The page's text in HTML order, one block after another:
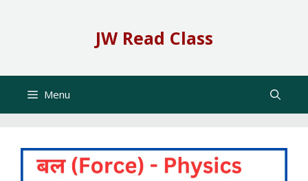
JW Read Class
Menu